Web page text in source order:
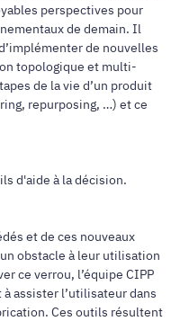
perspectives pour
de demain. Il
de nouvelles
topologique et multi-
de la vie d’un produit
repurposing, …) et ce
d'aide à la décision.
et de ces nouveaux
obstacle à leur utilisation
ce verrou, l’équipe CIPP
assister l’utilisateur dans
Ces outils résultent